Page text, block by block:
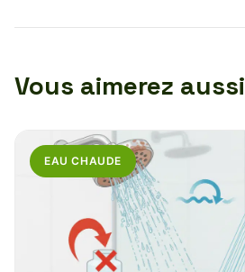
Vous aimerez aussi
EAU CHAUDE